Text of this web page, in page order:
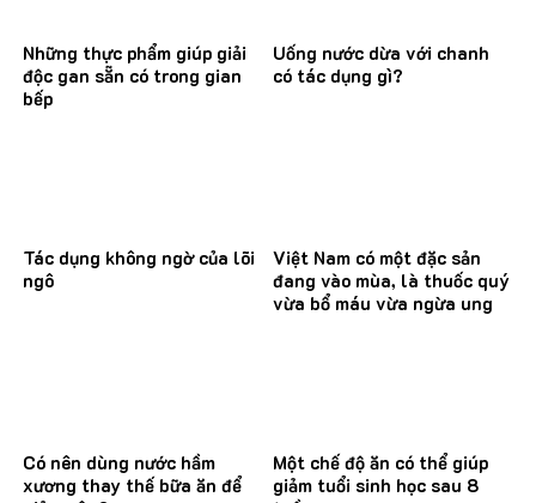
Những thực phẩm giúp giải
độc gan sẵn có trong gian
bếp
Uống nước dừa với chanh
có tác dụng gì?
Tác dụng không ngờ của lõi
ngô
Việt Nam có một đặc sản
đang vào mùa, là thuốc quý
vừa bổ máu vừa ngừa ung
Có nên dùng nước hầm
xương thay thế bữa ăn để
Một chế độ ăn có thể giúp
giảm tuổi sinh học sau 8